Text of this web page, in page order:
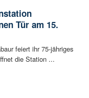
Tür am 15.
feiert ihr 75-jähriges
die Station ...